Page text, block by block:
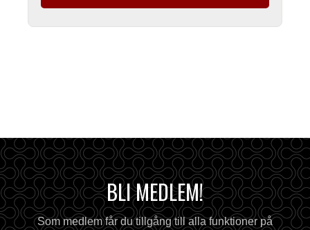
BLI MEDLEM!
Som medlem får du tillgång till alla funktioner på